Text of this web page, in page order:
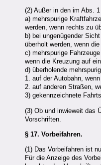
(2) Außer in den im Abs.
a) mehrspurige
werden, wenn rechts zu
b) bei ungenügender
überholt werden, wenn
c) mehrspurige
wenn die Kreuzung auf
d) überholende
1. auf der Autobahn,
2. auf anderen Straßen,
3) gekennzeichnete
(3) Ob und inwieweit das
Vorschriften.
§ 17. Vorbeifahren.
(1) Das Vorbeifahren ist
Für die Anzeige des